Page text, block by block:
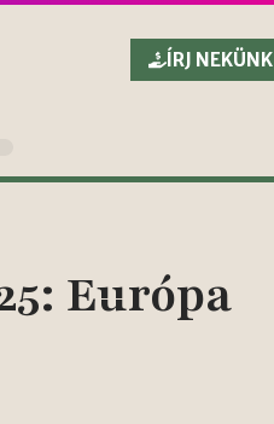
ÍRJ NEKÜNK
Európa